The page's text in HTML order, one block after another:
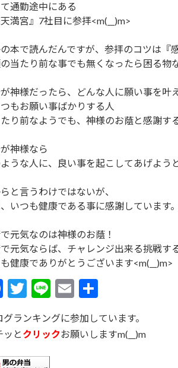
通勤途中にある
天満宮』7社目に参拝<m(__)m>
本で読んだんですが、参拝のコツは『
当たり前な事でも無くなったら困る物
神様だったら、どんな人に願い事を叶
もお願い事ばかりする人
り前なようでも、神様のお蔭と感謝す
神様なら
うな人に、良い事を起こしてあげよう
と言うわけではないが、
いつも健康である事に感謝しています。
元気なのは神様のお蔭！
元気ならば、チャレンジ出来る挑戦す
健康でありがとうございます<m(__)m>
F
ac
e
b
T
itt
er
Li
n
e
E
ai
l
グランキングに参加しています。
ッと クリックお願いしますm(__)m